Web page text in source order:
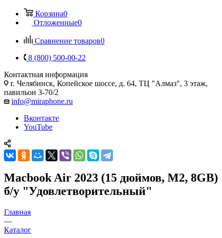
Корзина0
Отложенные0
Сравнение товаров0
8 (800) 500-00-22
Контактная информация
г. Челябинск, Копейское шоссе, д. 64, ТЦ "Алмаз", 3 этаж,
павильон 3-70/2
info@miraphone.ru
Вконтакте
YouTube
Macbook Air 2023 (15 дюймов, M2, 8GB)
б/у "Удовлетворительный"
Главная
—
Каталог